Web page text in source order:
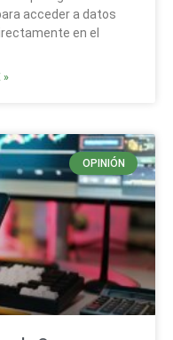
acceder a datos
en el
»
OPINIÓN